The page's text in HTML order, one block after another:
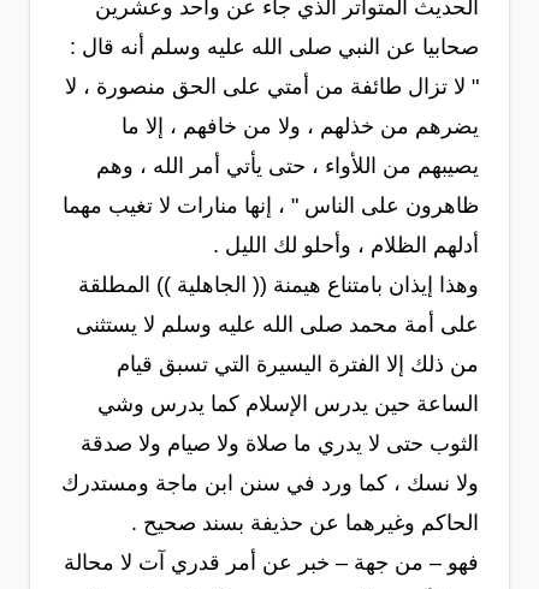
الحديث المتواتر الذي جاء عن واحد وعشرين
صحابيا عن النبي صلى الله عليه وسلم أنه قال :
" لا تزال طائفة من أمتي على الحق منصورة ، لا
يضرهم من خذلهم ، ولا من خافهم ، إلا ما
يصيبهم من اللأواء ، حتى يأتي أمر الله ، وهم
ظاهرون على الناس " ، إنها منارات لا تغيب مهما
أدلهم الظلام ، وأحلو لك الليل .
وهذا إيذان بامتناع هيمنة (( الجاهلية )) المطلقة
على أمة محمد صلى الله عليه وسلم لا يستثنى
من ذلك إلا الفترة اليسيرة التي تسبق قيام
الساعة حين يدرس الإسلام كما يدرس وشي
الثوب حتى لا يدري ما صلاة ولا صيام ولا صدقة
ولا نسك ، كما ورد في سنن ابن ماجة ومستدرك
الحاكم وغيرهما عن حذيفة بسند صحيح .
فهو – من جهة – خبر عن أمر قدري آت لا محالة